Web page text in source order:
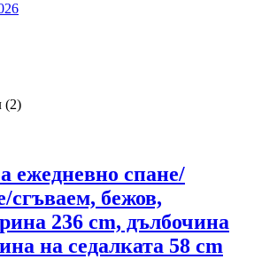
(2)
ежедневно спане/
сгъваем, бежов,
236 cm, дълбочина
на седалката 58 cm